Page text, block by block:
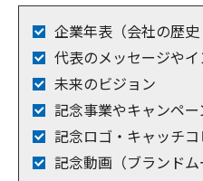
企業年表（会社の歴史
代表のメッセージや
未来のビジョン
記念事業やキャンペ
記念ロゴ・キャッチコ
記念動画（ブランドム